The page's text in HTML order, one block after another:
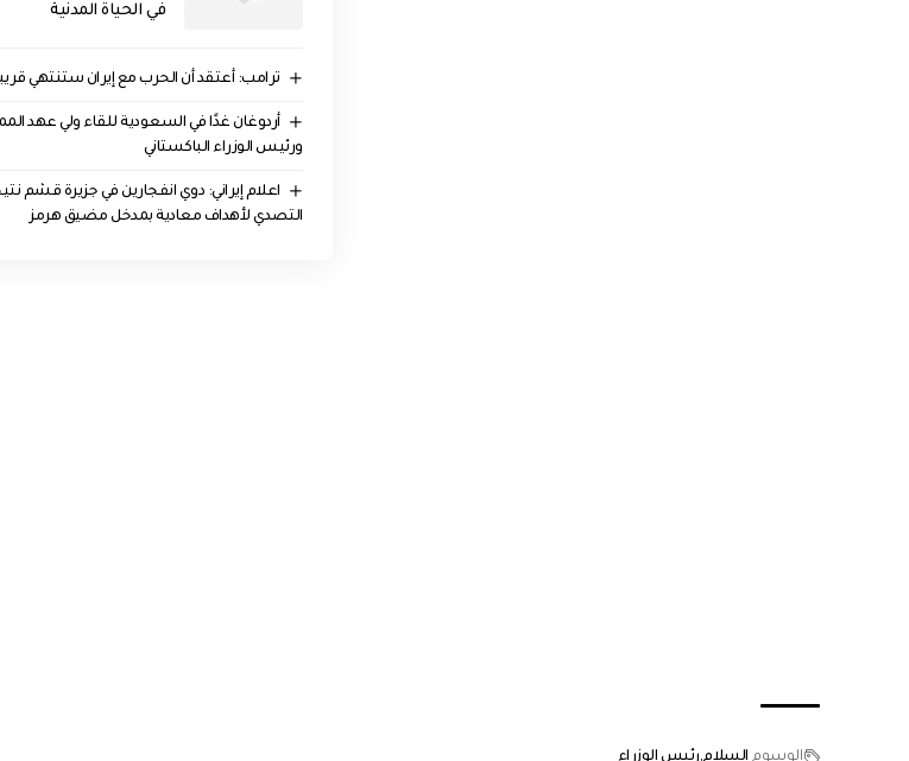
في الحياة المدنية
‏ترامب: أعتقد أن الحرب مع إيران ستنتهي
أردوغان غدًا في السعودية للقاء ولي عهد
ورئيس الوزراء الباكستاني
اعلام إيراني: دوي انفجارين في جزيرة قشم
التصدي لأهداف معادية بمدخل مضيق هرمز
الوسوم السلام رئيس الوزراء